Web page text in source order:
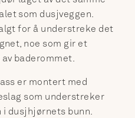
som dusjveggen.
for å understreke det
noe som gir et
baderommet.
er montert med
som understreker
dusjhjørnets bunn.